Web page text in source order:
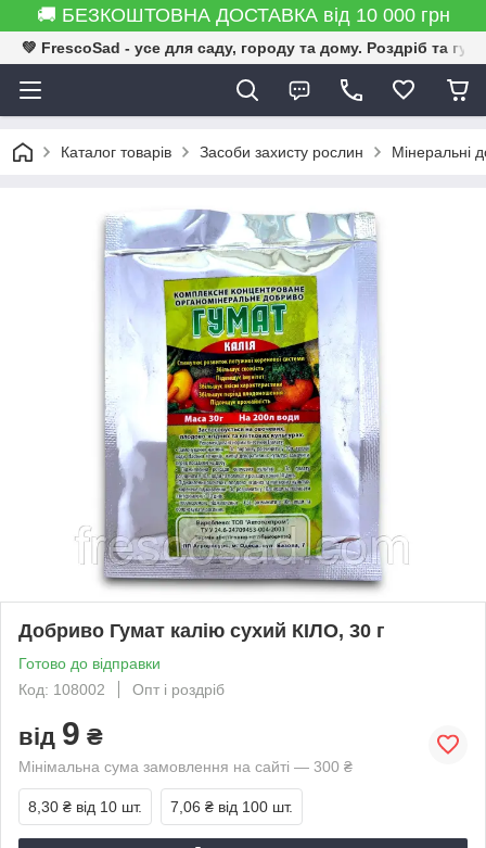
🚚 БЕЗКОШТОВНА ДОСТАВКА від 10 000 грн
💚 FrescoSad - усе для саду, городу та дому. Роздріб та
Каталог товарів Засоби захисту рослин Мінеральні
Добриво Гумат калію сухий КІЛО, 30 г
Готово до відправки
Код: 108002
Опт і роздріб
від 9 ₴
Мінімальна сума замовлення на сайті — 300 ₴
8,30 ₴ від 10 шт. 7,06 ₴ від 100 шт.